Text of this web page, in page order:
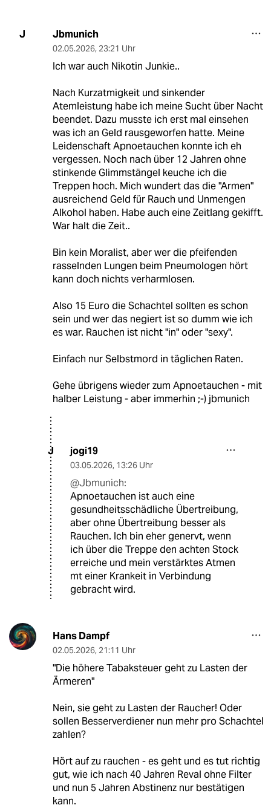
J Jbmunich
02.05.2026, 23:21 Uhr
Ich war auch Nikotin Junkie..
Nach Kurzatmigkeit und sinkender
Atemleistung habe ich meine Sucht über Nacht
beendet. Dazu musste ich erst mal einsehen
was ich an Geld rausgeworfen hatte. Meine
Leidenschaft Apnoetauchen konnte ich eh
vergessen. Noch nach über 12 Jahren ohne
stinkende Glimmstängel keuche ich die
Treppen hoch. Mich wundert das die "Armen"
ausreichend Geld für Rauch und Unmengen
Alkohol haben. Habe auch eine Zeitlang gekifft.
War halt die Zeit..
Bin kein Moralist, aber wer die pfeifenden
rasselnden Lungen beim Pneumologen hört
kann doch nichts verharmlosen.
Also 15 Euro die Schachtel sollten es schon
sein und wer das negiert ist so dumm wie ich
es war. Rauchen ist nicht "in" oder "sexy".
Einfach nur Selbstmord in täglichen Raten.
Gehe übrigens wieder zum Apnoetauchen - mit
halber Leistung - aber immerhin ;-) jbmunich
J jogi19
03.05.2026, 13:26 Uhr
@Jbmunich:
Apnoetauchen ist auch eine
gesundheitsschädliche Übertreibung,
aber ohne Übertreibung besser als
Rauchen. Ich bin eher genervt, wenn
ich über die Treppe den achten Stock
erreiche und mein verstärktes Atmen
mt einer Krankeit in Verbindung
gebracht wird.
Hans Dampf
02.05.2026, 21:11 Uhr
"Die höhere Tabaksteuer geht zu Lasten der
Ärmeren"
Nein, sie geht zu Lasten der Raucher! Oder
sollen Besserverdiener nun mehr pro Schachtel
zahlen?
Hört auf zu rauchen - es geht und es tut richtig
gut, wie ich nach 40 Jahren Reval ohne Filter
und nun 5 Jahren Abstinenz nur bestätigen
kann.